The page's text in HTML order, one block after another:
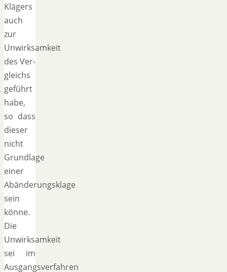
Klägers
auch
zur
Unwirksamkeit
des Ver-
gleichs
geführt
habe,
so dass
dieser
nicht
Grundlage
einer
Abänderungsklage
sein
könne.
Die
Unwirksamkeit
sei im
Ausgangsverfahren